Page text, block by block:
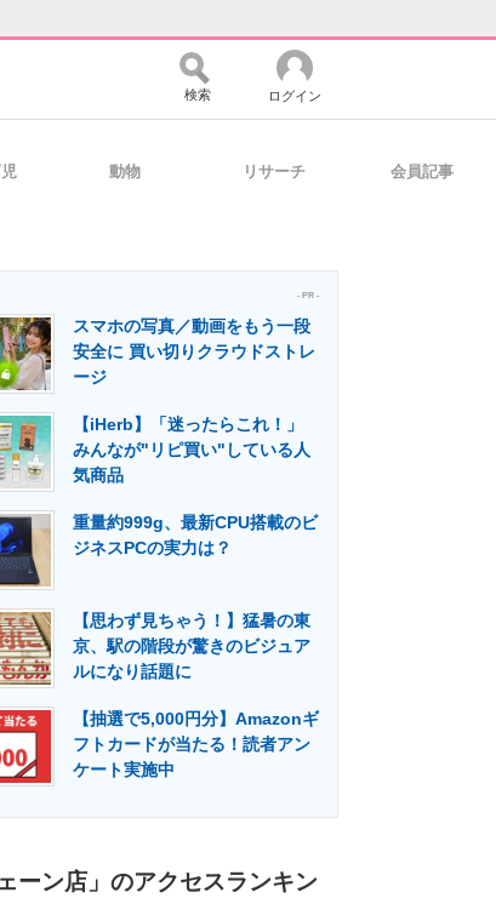
ィ マーケ×ITの今がよく分かる
援
ア 建設×テクノロジーの最前線
検索 ログイン
動物 リサーチ 会員記事
- PR -
スマホの写真／動画をもう一段
安全に 買い切りクラウドストレ
ージ
【iHerb】「迷ったらこれ！」
みんなが"リピ買い"している人
気商品
重量約999g、最新CPU搭載のビ
ジネスPCの実力は？
【思わず見ちゃう！】猛暑の東
京、駅の階段が驚きのビジュア
ルになり話題に
【抽選で5,000円分】Amazonギ
フトカードが当たる！読者アン
ケート実施中
ェーン店」のアクセスランキン